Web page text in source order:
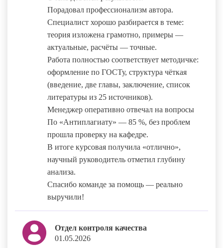
Порадовал профессионализм автора.
Специалист хорошо разбирается в теме:
теория изложена грамотно, примеры —
актуальные, расчёты — точные.
Работа полностью соответствует методичке:
оформление по ГОСТу, структура чёткая
(введение, две главы, заключение, список
литературы из 25 источников).
Менеджер оперативно отвечал на вопросы
По «Антиплагиату» — 85 %, без проблем
прошла проверку на кафедре.
В итоге курсовая получила «отлично»,
научный руководитель отметил глубину
анализа.
Спасибо команде за помощь — реально
выручили!
Отдел контроля качества
01.05.2026